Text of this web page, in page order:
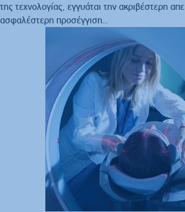
της τεχνολογίας, εγγυάται την ακριβέστερη
ασφαλέστερη προσέγγιση...